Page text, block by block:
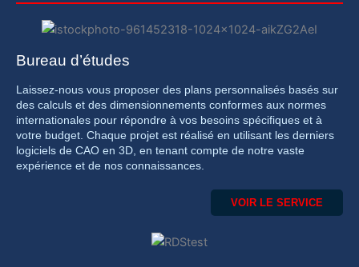
Bureau d’études
Laissez-nous vous proposer des plans personnalisés basés sur
des calculs et des dimensionnements conformes aux normes
internationales pour répondre à vos besoins spécifiques et à
votre budget. Chaque projet est réalisé en utilisant les derniers
logiciels de CAO en 3D, en tenant compte de notre vaste
expérience et de nos connaissances.
VOIR LE SERVICE